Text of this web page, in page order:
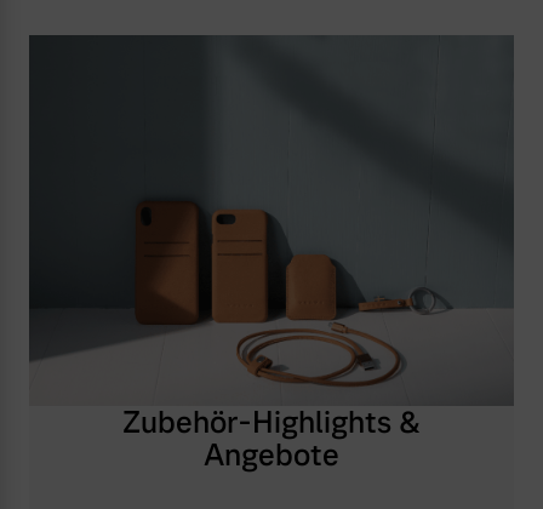
Zubehör-Highlights &
Angebote